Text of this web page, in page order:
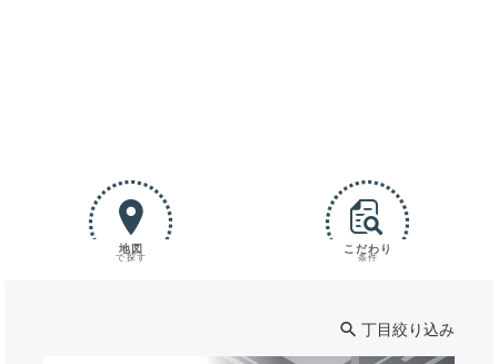
地図
で探す
こだわり
条件
丁目絞り込み